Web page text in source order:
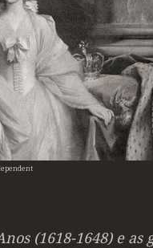
(1618-1648) e